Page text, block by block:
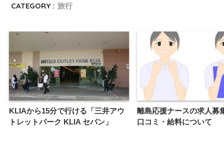
CATEGORY : 旅行
KLIAから15分で行ける「三井アウ
トレットパーク KLIA セパン」
離島応援ナースの求人募
口コミ・給料について